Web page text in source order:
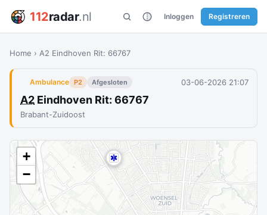
112radar.nl Inloggen Registreren
Home › A2 Eindhoven Rit: 66767
Ambulance P2 Afgesloten 03-06-2026 21:07
A2 Eindhoven Rit: 66767
Brabant-Zuidoost
+
−